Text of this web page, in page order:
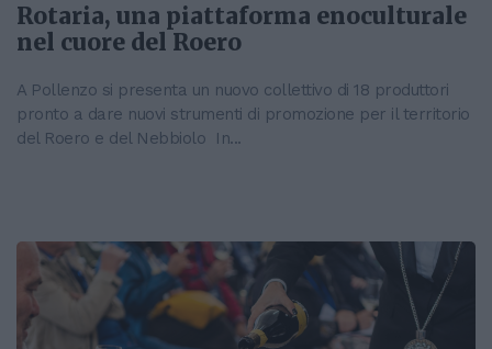
Rotaria, una piattaforma enoculturale
nel cuore del Roero
A Pollenzo si presenta un nuovo collettivo di 18 produttori
pronto a dare nuovi strumenti di promozione per il territorio
del Roero e del Nebbiolo In...